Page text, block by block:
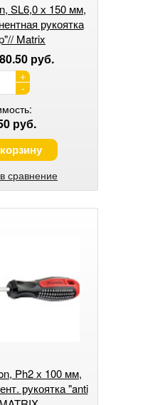
SL6,0 х 150 мм,
рукоятка
Matrix
руб.
+
-
руб.
сравнение
Ph2 х 100 мм,
рукоятка "anti